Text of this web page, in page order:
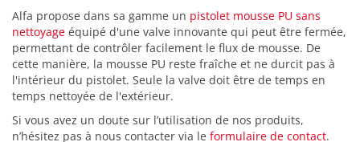
Alfa propose dans sa gamme un pistolet mousse PU sans
nettoyage équipé d'une valve innovante qui peut être fermée,
permettant de contrôler facilement le flux de mousse. De
cette manière, la mousse PU reste fraîche et ne durcit pas à
l'intérieur du pistolet. Seule la valve doit être de temps en
temps nettoyée de l'extérieur.
Si vous avez un doute sur l’utilisation de nos produits,
n’hésitez pas à nous contacter via le formulaire de contact.